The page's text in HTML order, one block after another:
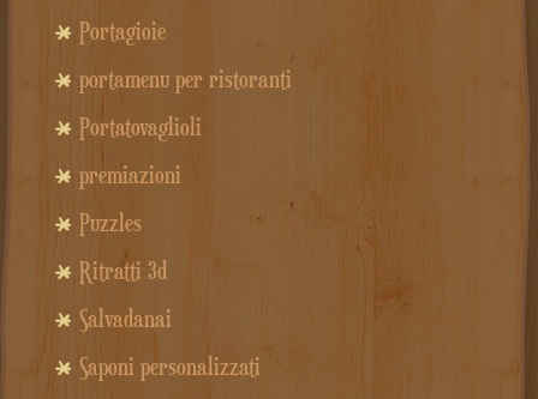
Portagioie
portamenu per ristoranti
Portatovaglioli
premiazioni
Puzzles
Ritratti 3d
Salvadanai
Saponi personalizzati